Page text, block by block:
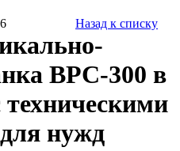
Назад к списку
ВРС-300 в
техническими
нужд